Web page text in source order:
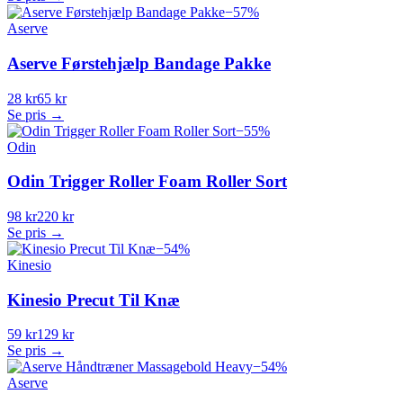
−57%
Aserve
Aserve Førstehjælp Bandage Pakke
28 kr65 kr
Se pris →
−55%
Odin
Odin Trigger Roller Foam Roller Sort
98 kr220 kr
Se pris →
−54%
Kinesio
Kinesio Precut Til Knæ
59 kr129 kr
Se pris →
−54%
Aserve